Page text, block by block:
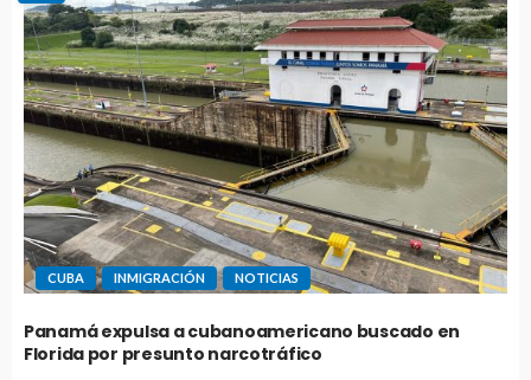
CUBA INMIGRACIÓN NOTICIAS
Panamá expulsa a cubanoamericano buscado en
Florida por presunto narcotráfico